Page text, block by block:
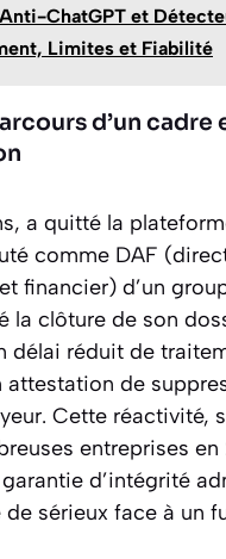
ChatGPT et
Limites et Fiabilité
d’un cadre
a quitté la
comme DAF
financier) d’un
la clôture de son
délai réduit de
attestation de
Cette réactivité,
entreprises
d’intégrité
de sérieux face à un